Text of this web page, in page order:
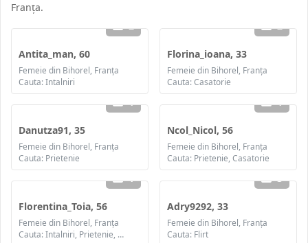
Franța.
2
Antita_man, 60
Femeie din Bihorel, Franța
Cauta: Intalniri
2
Florina_ioana, 33
Femeie din Bihorel, Franța
Cauta: Casatorie
1
Danutza91, 35
Femeie din Bihorel, Franța
Cauta: Prietenie
1
Ncol_Nicol, 56
Femeie din Bihorel, Franța
Cauta: Prietenie, Casatorie
1
Florentina_Toia, 56
Femeie din Bihorel, Franța
Cauta: Intalniri, Prietenie, Casatorie
3
Adry9292, 33
Femeie din Bihorel, Franța
Cauta: Flirt